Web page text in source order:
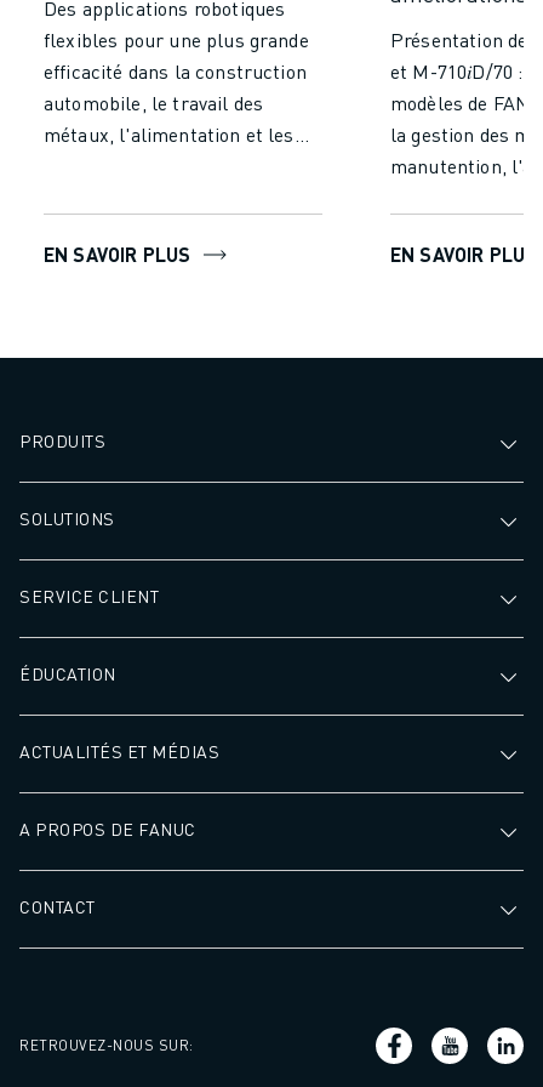
FORMATION ET ÉDUCATION
FANUC ACADEMY
SOLUTIONS POUR LES INDUSTRIES
SOLUTIONS POUR L'ÉDUCATION
WORLDSKILLS ET JEUNES TALENTS
EVÉNEMENTS
A PROPOS DE FANUC
DÉVELOPPEMENT DURABLE
CARRIÈRE
FAÇONNEZ VOTRE AVENIR AVEC FANUC
CONTACT
LOCALISATION DES SITES
IMPRESSION
Des applications robotiques
flexibles pour une plus grande
efficacité dans la construction
automobile, le travail des
métaux, l'alimentation et les
EN SAVOIR PLUS
Présentation des
et M-710𝑖D/70 :
modèles de
la gestion des
manutention,
EN SAVOIR PLUS
PRODUITS
SOLUTIONS
SERVICE CLIENT
ÉDUCATION
ACTUALITÉS ET MÉDIAS
A PROPOS DE FANUC
CONTACT
RETROUVEZ-NOUS SUR: